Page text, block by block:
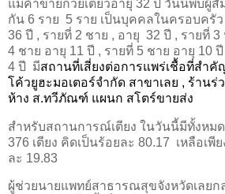
แม่ค้าขายก๋วยเตี๋ยวอายุ 32 ปี วันนี้พบผู้สั
กัน 6 ราย 5 ราย เป็นบุคคลในครอบครั
36 ปี , รายที่ 2 ชาย , อายุ 32 ปี , รายที่
4 ชาย อายุ 11 ปี , รายที่ 5 ชาย อายุ 10
4 ปี
มีสถานที่เสี่ยงต่อการแพร่เชื้อที่สำ
โค้วยูฮะมอเตอร์จำกัด สาขาเลย , ร้านร่
ห้าง ส.ทวีภัณฑ์ แผนก สโตร์ขายส่ง
สำหรับสถานการณ์เตียง ในวันนี้มีทั้งหมด
376 เตียง คิดเป็นร้อยละ 80.17 เหลือเพี
ละ 19.83
ผู้ช่วยนายแพทย์สาธารณสุขจังหวัดเลยก